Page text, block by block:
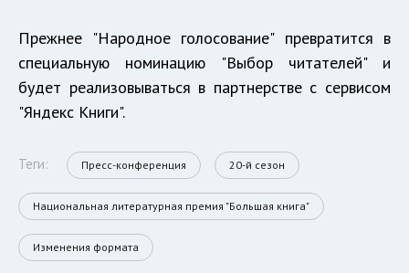
Прежнее "Народное голосование" превратится в
специальную номинацию "Выбор читателей" и
будет реализовываться в партнерстве с сервисом
"Яндекс Книги".
Теги: Пресс-конференция 20-й сезон
Национальная литературная премия "Большая книга"
Изменения формата